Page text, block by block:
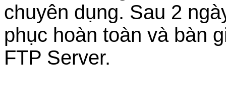
chuyên dụng. Sau 2
phục hoàn toàn và bàn
FTP Server.